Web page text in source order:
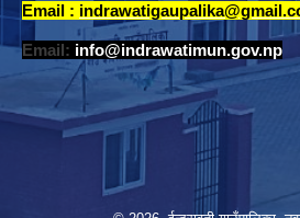
Email :
Email: info@indrawatimun.gov.np